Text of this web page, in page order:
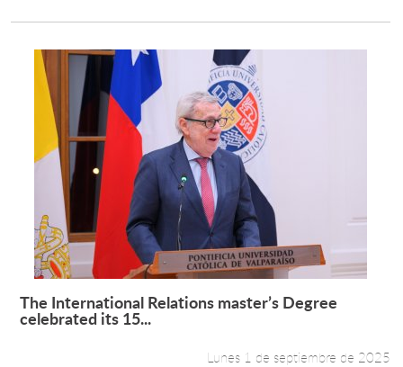
Leer más +
The International Relations master’s Degree
celebrated its 15...
Lunes 1 de septiembre de 2025